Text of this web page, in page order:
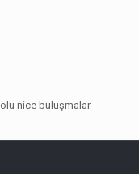
nice buluşmalar